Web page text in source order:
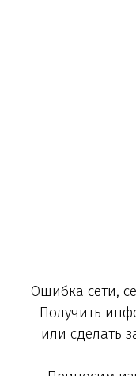
Ошибка сети,
Получить
или сделать